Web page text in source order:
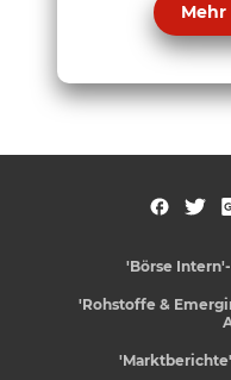
'Börse
'Rohstoffe &